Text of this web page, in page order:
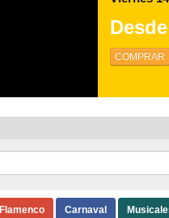
COMPRAR
Flamenco Carnaval